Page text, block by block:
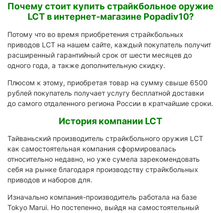
Почему стоит купить страйкбольное оружие
LCT в интернет-магазине Popadiv10?
Потому что во время приобретения страйкбольных
приводов LCT на нашем сайте, каждый покупатель получит
расширенный гарантийный срок от шести месяцев до
одного года, а также дополнительную скидку.
Плюсом к этому, приобретая товар на сумму свыше 6500
рублей покупатель получает услугу бесплатной доставки
до самого отдаленного региона России в кратчайшие сроки.
История компании LCT
Тайваньский производитель страйкбольного оружия LCT
как самостоятельная компания сформировалась
относительно недавно, но уже сумела зарекомендовать
себя на рынке благодаря производству страйкбольных
приводов и наборов для.
Изначально компания-производитель работала на базе
Tokyo Marui. Но постепенно, выйдя на самостоятельный